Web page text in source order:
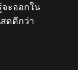
ะออกใน
ดดีกว่า